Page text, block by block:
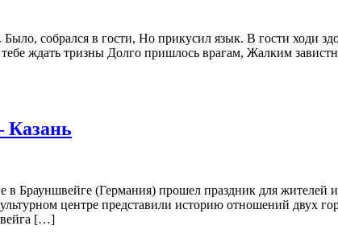
собрался в гости, Но прикусил язык. В гости ходи
тебе ждать тризны Долго пришлось врагам, Жалким
Казань
Брауншвейге (Германия) прошел праздник для жителей
центре представили историю отношений двух
[…]